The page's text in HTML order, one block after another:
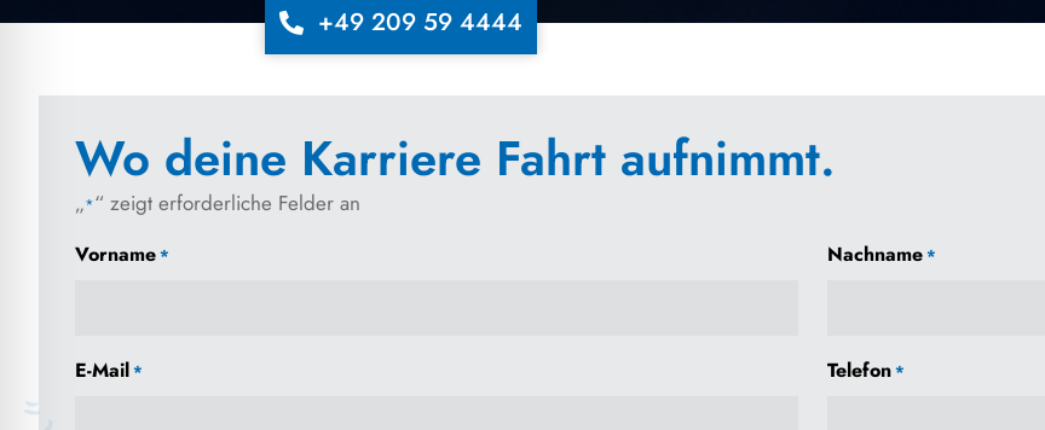
Wo deine Karriere Fahrt aufnimmt.
„*“ zeigt erforderliche Felder an
Vorname* Nachname*
E-Mail* Telefon*
+49 209 59 4444